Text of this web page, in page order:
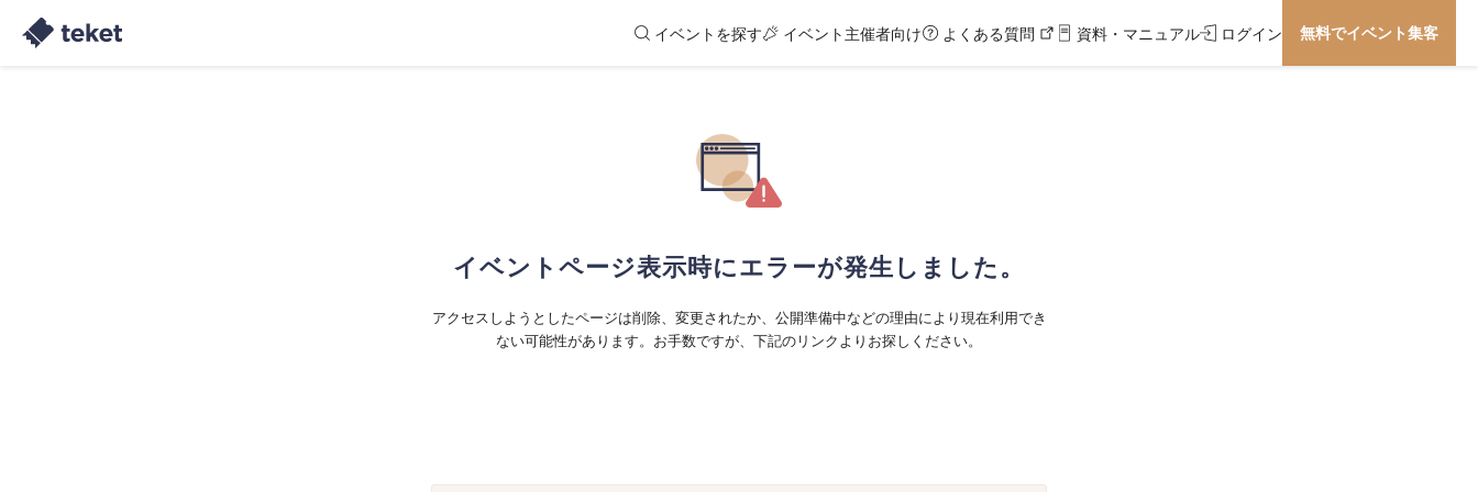
イベントを探す イベント主催者向け よくある質問 資料・マニュアル ログイン 無料でイベント集客
イベントページ表示時にエラーが発生しました。
アクセスしようとしたページは削除、変更されたか、公開準備中などの理由により現在利用でき
ない可能性があります。お手数ですが、下記のリンクよりお探しください。